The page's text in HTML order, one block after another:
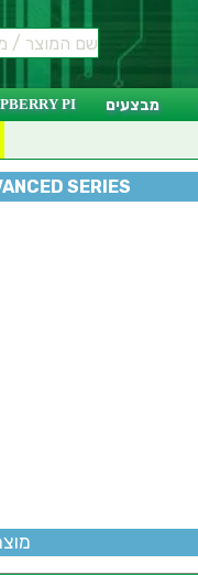
מבצעים PI
SERIES